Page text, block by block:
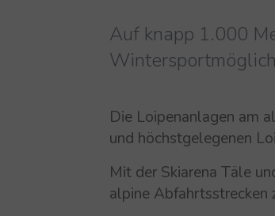
Auf knapp 1.000
Die Loipenanlagen am
und höchstgelegenen
Mit der Skiarena Täle
alpine Abfahrtsstrecken